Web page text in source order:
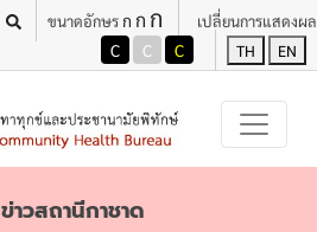
ขนาดอักษรก ก ก เปลี่ยนการแสดงผล
C C C TH EN
ข่าวสถานีกาชาด